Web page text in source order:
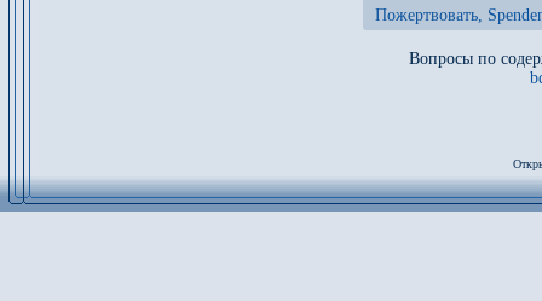
Пожертвовать,
Вопросы по